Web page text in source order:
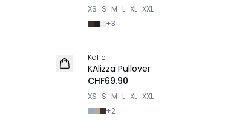
XS S M L XL XXL
+3
NEU
Kaffe
KAlizza Pullover
CHF69.90
XS S M L XL XXL
+2